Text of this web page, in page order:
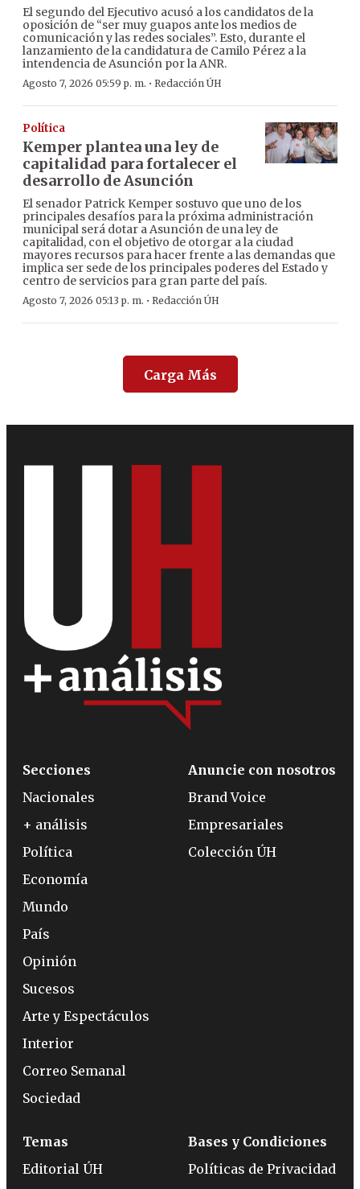
El segundo del Ejecutivo acusó a los candidatos de la
oposición de “ser muy guapos ante los medios de
comunicación y las redes sociales”. Esto, durante el
lanzamiento de la candidatura de Camilo Pérez a la
intendencia de Asunción por la ANR.
Agosto 7, 2026 05:59 p. m. · Redacción ÚH
Política
Kemper plantea una ley de
capitalidad para fortalecer el
desarrollo de Asunción
El senador Patrick Kemper sostuvo que uno de los
principales desafíos para la próxima administración
municipal será dotar a Asunción de una ley de
capitalidad, con el objetivo de otorgar a la ciudad
mayores recursos para hacer frente a las demandas que
implica ser sede de los principales poderes del Estado y
centro de servicios para gran parte del país.
Agosto 7, 2026 05:13 p. m. · Redacción ÚH
Carga Más
Secciones
Nacionales
+ análisis
Política
Economía
Mundo
País
Opinión
Sucesos
Arte y Espectáculos
Interior
Correo Semanal
Sociedad
Anuncie con nosotros
Brand Voice
Empresariales
Colección ÚH
Temas
Editorial ÚH
Bases y Condiciones
Políticas de Privacidad